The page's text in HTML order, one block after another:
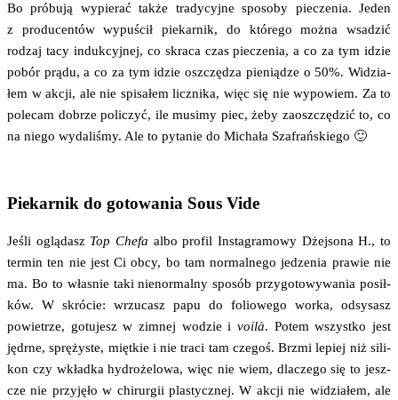
Bo pró­bu­ją wypie­rać tak­że tra­dy­cyj­ne spo­so­by pie­cze­nia. Jeden
z pro­du­cen­tów wypu­ścił pie­kar­nik, do któ­re­go moż­na wsa­dzić
rodzaj tacy induk­cyj­nej, co skra­ca czas pie­cze­nia, a co za tym idzie
pobór prą­du, a co za tym idzie oszczę­dza pie­nią­dze o 50%. Widzia­
łem w akcji, ale nie spi­sa­łem licz­ni­ka, więc się nie wypo­wiem. Za to
pole­cam dobrze poli­czyć, ile musi­my piec, żeby zaosz­czę­dzić to, co
na nie­go wyda­li­śmy. Ale to pyta­nie do Micha­ła Szafrańskiego 🙂
Piekarnik do gotowania Sous Vide
Jeśli oglą­dasz Top Che­fa albo pro­fil Insta­gra­mo­wy Dżej­so­na H., to
ter­min ten nie jest Ci obcy, bo tam nor­mal­ne­go jedze­nia pra­wie nie
ma. Bo to wła­snie taki nie­nor­mal­ny spo­sób przy­go­to­wy­wa­nia posił­
ków. W skró­cie: wrzu­casz papu do folio­we­go wor­ka, odsy­sasz
powie­trze, gotu­jesz w zim­nej wodzie i voilà. Potem wszyst­ko jest
jędr­ne, sprę­ży­ste, mięt­kie i nie tra­ci tam cze­goś. Brzmi lepiej niż sili­
kon czy wkład­ka hydro­że­lo­wa, więc nie wiem, dla­cze­go się to jesz­
cze nie przy­ję­ło w chi­rur­gii pla­stycz­nej. W akcji nie widzia­łem, ale